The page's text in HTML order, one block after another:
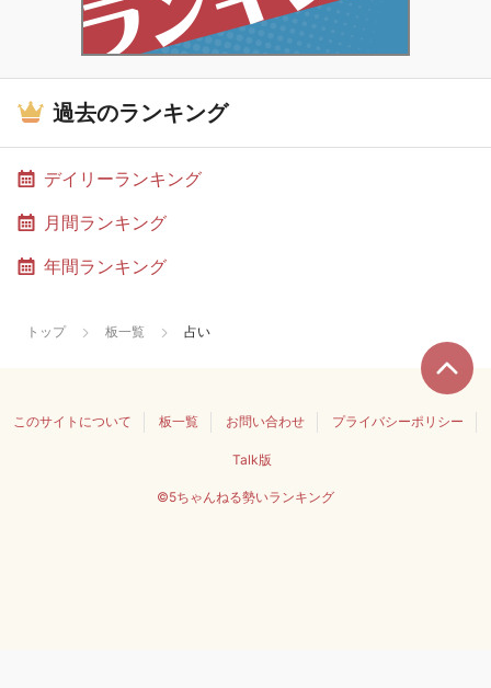
過去のランキング
デイリーランキング
月間ランキング
年間ランキング
トップ 板一覧 占い
このサイトについて 板一覧 お問い合わせ プライバシーポリシー
Talk版
©5ちゃんねる勢いランキング